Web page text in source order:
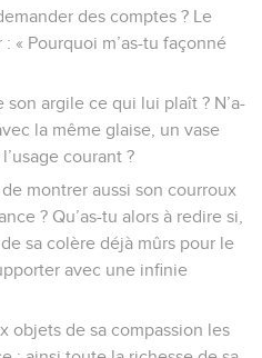
des comptes ? Le
« Pourquoi m’as-tu façonné
son argile ce qui lui plaît ? N’a-
la même glaise, un vase
courant ?
montrer aussi son courroux
? Qu’as-tu alors à redire si,
sa colère déjà mûrs pour le
avec une infinie
objets de sa compassion les